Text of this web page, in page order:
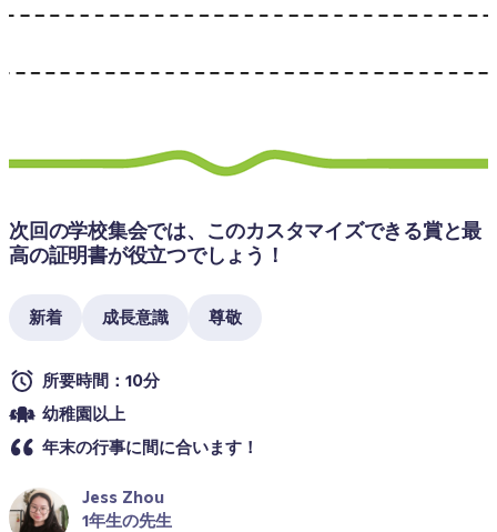
次回の学校集会では、このカスタマイズできる賞と最
高の証明書が役立つでしょう！
新着 成長意識 尊敬
所要時間：10分
幼稚園以上
年末の行事に間に合います！
Jess Zhou
1年生の先生